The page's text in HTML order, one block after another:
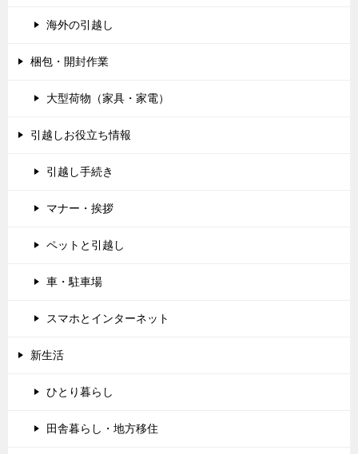
海外の引越し
梱包・開封作業
大型荷物（家具・家電）
引越しお役立ち情報
引越し手続き
マナー・挨拶
ペットと引越し
車・駐車場
スマホとインターネット
新生活
ひとり暮らし
田舎暮らし・地方移住